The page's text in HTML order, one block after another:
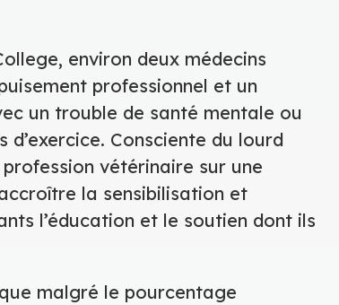
environ deux médecins
professionnel et un
un trouble de santé mentale ou
Consciente du lourd
vétérinaire sur une
la sensibilisation et
l’éducation et le soutien dont ils
malgré le pourcentage